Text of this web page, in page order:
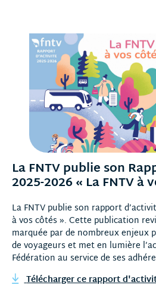
La FNTV publie son
2025-2026 « La FNTV à
La FNTV publie son rapport
à vos côtés ». Cette publication
marquée par de nombreux
de voyageurs et met en lumière
Fédération au service de ses
Télécharger ce rapport